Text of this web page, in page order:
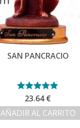
SAN PANCRACIO
Valorado con
5.00de 5
23.64€
AÑADIR AL CARRITO